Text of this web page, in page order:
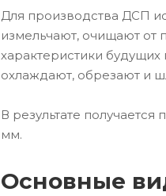
Для производства ДСП
измельчают, очищают
характеристики
охлаждают, обрезают и
В результате
мм.
Основные